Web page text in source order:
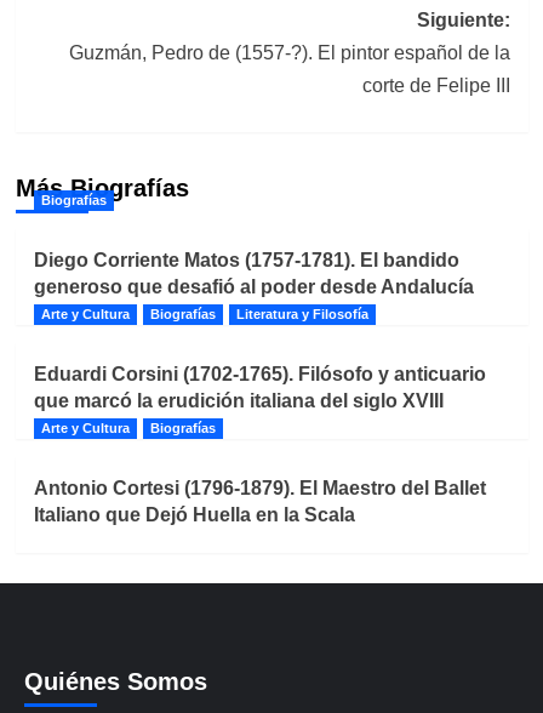
Siguiente:
Guzmán, Pedro de (1557-?). El pintor español de la
corte de Felipe III
Más Biografías
Biografías
Diego Corriente Matos (1757-1781). El bandido
generoso que desafió al poder desde Andalucía
Arte y Cultura Biografías Literatura y Filosofía
Eduardi Corsini (1702-1765). Filósofo y anticuario
que marcó la erudición italiana del siglo XVIII
Arte y Cultura Biografías
Antonio Cortesi (1796-1879). El Maestro del Ballet
Italiano que Dejó Huella en la Scala
Quiénes Somos